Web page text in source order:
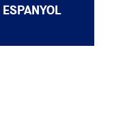
ESPANYOL